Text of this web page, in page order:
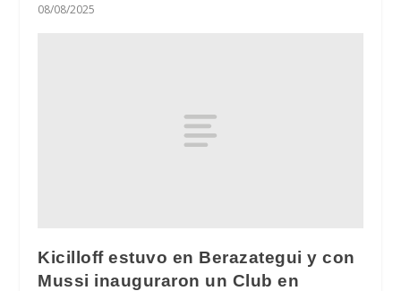
08/08/2025
Kicilloff estuvo en Berazategui y con
Mussi inauguraron un Club en